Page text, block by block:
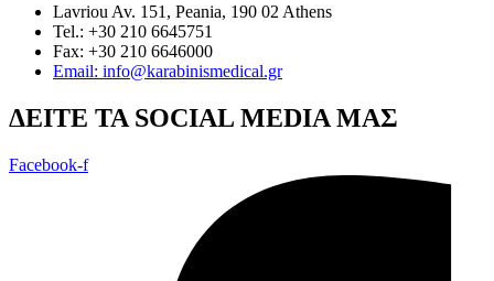
Lavriou Av. 151, Peania, 190 02 Athens
Tel.: +30 210 6645751
Fax: +30 210 6646000
Email: info@karabinismedical.gr
ΔEITE TA SOCIAL MEDIA ΜΑΣ
Facebook-f